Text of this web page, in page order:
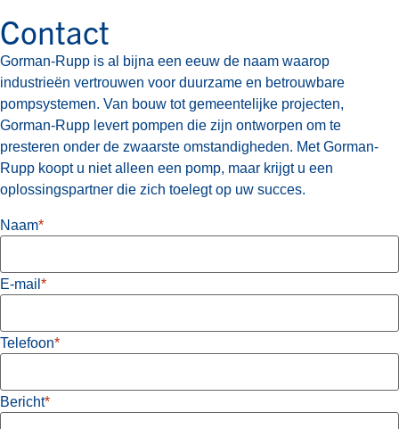
Contact
Gorman-Rupp is al bijna een eeuw de naam waarop
industrieën vertrouwen voor duurzame en betrouwbare
pompsystemen. Van bouw tot gemeentelijke projecten,
Gorman-Rupp levert pompen die zijn ontworpen om te
presteren onder de zwaarste omstandigheden. Met Gorman-
Rupp koopt u niet alleen een pomp, maar krijgt u een
oplossingspartner die zich toelegt op uw succes.
Naam*
E-mail *
Telefoon*
Bericht*